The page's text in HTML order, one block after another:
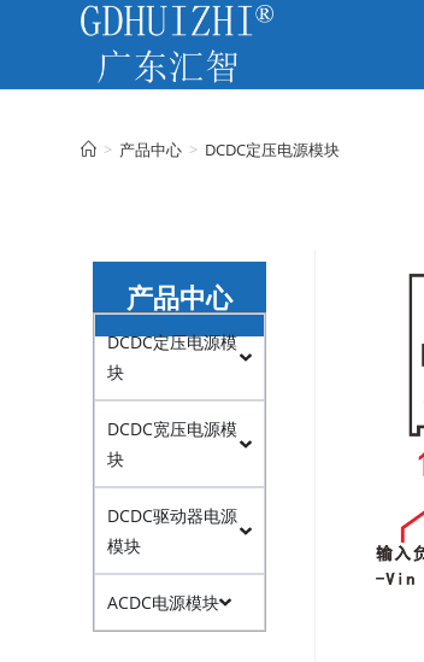
> 产品中心 > DCDC定压电源模块
产品中心
DCDC定压电源模
块
DCDC宽压电源模
块
DCDC驱动器电源
模块
ACDC电源模块